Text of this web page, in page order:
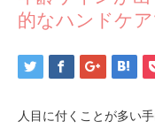
的なハンドケ
人目に付くことが多い